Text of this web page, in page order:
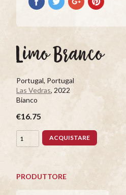
su
su
su
su
Limo Branco
Portugal, Portugal
Las Vedras, 2022
Bianco
€16.75
ACQUISTARE
PRODUTTORE